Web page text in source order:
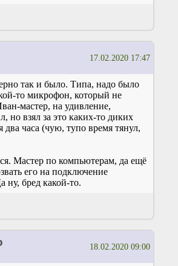
17.02.2020 17:47
так и было. Типа, надо было
то микрофон, который не
мастер, на удивление,
но взял за это каких-то диких
два часа (чую, тупо время тянул,
Мастер по компьютерам, да ещё
его на подключение
ну, бред какой-то.
18.02.2020 09:00